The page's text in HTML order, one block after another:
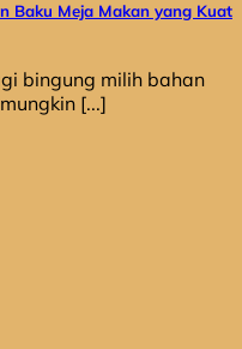
Baku Meja Makan yang Kuat
bingung milih bahan
[...]